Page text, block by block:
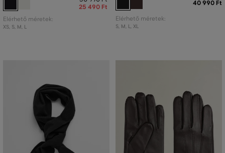
25 490 Ft
Elérhető méretek:
XS, S, M L
40 990 Ft
Elérhető méretek:
S, M L XL